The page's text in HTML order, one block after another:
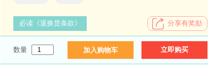
必读《退换货条款》 分享有奖励
数量 立即购买